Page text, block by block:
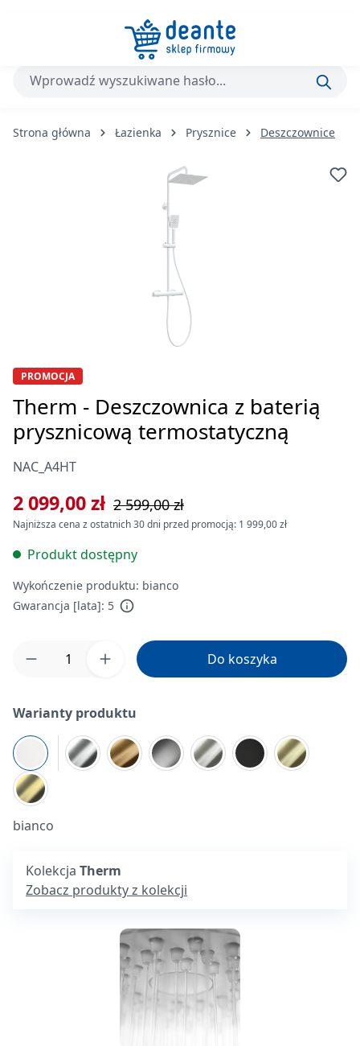
Przejdź do głównej zawartości
Strona główna Łazienka Prysznice Deszczownice
PROMOCJA
Therm - Deszczownica z baterią
prysznicową termostatyczną
NAC_A4HT
2 099,00 zł 2 599,00 zł
Najniższa cena z ostatnich 30 dni przed promocją: 1 999,00 zł
Produkt dostępny
Wykończenie produktu: bianco
Gwarancja [lata]: 5
Ilość produktu: Wprowadź żądaną ilość
Do koszyka
Warianty produktu
bianco
Kolekcja Therm
Zobacz produkty z kolekcji